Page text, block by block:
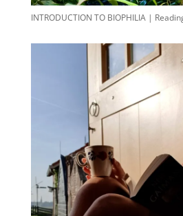
INTRODUCTION TO BIOPHILIA |